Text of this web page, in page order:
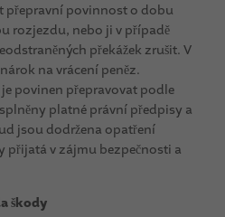
povinnost o dobu
rozjezdu, nebo ji v případě
překážek zrušit. V
na vrácení peněz.
povinen přepravovat podle
platné právní předpisy a
jsou dodržena opatření
přijatá v zájmu bezpečnosti a
škody